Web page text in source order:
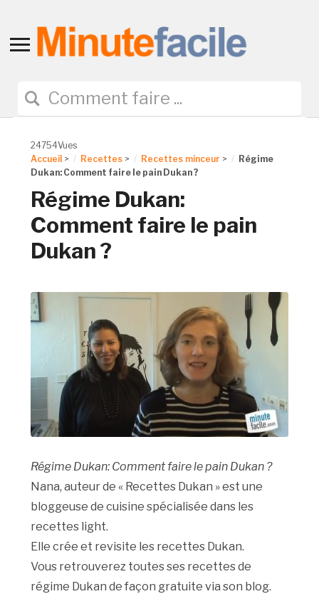
Toggle
navigation
24754Vues
Accueil > Recettes > Recettes minceur >
Régime
Dukan: Comment faire le pain Dukan ?
Régime Dukan:
Comment faire le pain
Dukan ?
Régime Dukan: Comment faire le pain Dukan ?
Nana, auteur de « Recettes Dukan » est une
bloggeuse de cuisine spécialisée dans les
recettes light.
Elle crée et revisite les recettes Dukan.
Vous retrouverez toutes ses recettes de
régime Dukan de façon gratuite via son blog.